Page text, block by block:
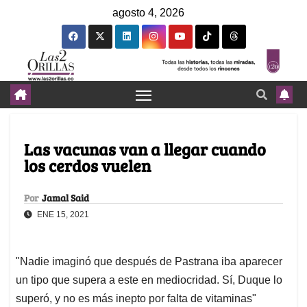
agosto 4, 2026
Las vacunas van a llegar cuando
los cerdos vuelen
Por Jamal Said
ENE 15, 2021
"Nadie imaginó que después de Pastrana iba aparecer
un tipo que supera a este en mediocridad. Sí, Duque lo
superó, y no es más inepto por falta de vitaminas"